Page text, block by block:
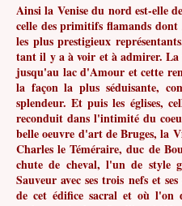
Ainsi la Venise du nord est-elle
celle des primitifs flamands
les plus prestigieux
tant il y a à voir et à admirer. La
jusqu'au lac d'Amour et cette
la façon la plus séduisante,
splendeur. Et puis les églises,
reconduit dans l'intimité du
belle oeuvre d'art de Bruges, la
Charles le Téméraire, duc de
chute de cheval, l'un de style
Sauveur avec ses trois nefs et
de cet édifice sacral et où l'on